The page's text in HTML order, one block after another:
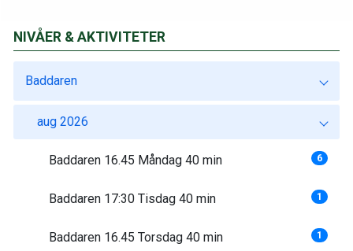
NIVÅER & AKTIVITETER
Baddaren
aug 2026
Baddaren 16.45 Måndag 40 min 6
Baddaren 17:30 Tisdag 40 min 1
Baddaren 16.45 Torsdag 40 min 1